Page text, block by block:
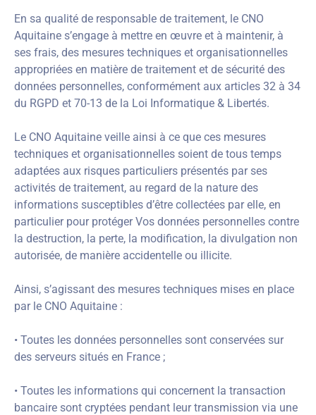
En sa qualité de responsable de traitement, le CNO
Aquitaine s’engage à mettre en œuvre et à maintenir, à
ses frais, des mesures techniques et organisationnelles
appropriées en matière de traitement et de sécurité des
données personnelles, conformément aux articles 32 à 34
du RGPD et 70-13 de la Loi Informatique & Libertés.
Le CNO Aquitaine veille ainsi à ce que ces mesures
techniques et organisationnelles soient de tous temps
adaptées aux risques particuliers présentés par ses
activités de traitement, au regard de la nature des
informations susceptibles d’être collectées par elle, en
particulier pour protéger Vos données personnelles contre
la destruction, la perte, la modification, la divulgation non
autorisée, de manière accidentelle ou illicite.
Ainsi, s’agissant des mesures techniques mises en place
par le CNO Aquitaine :
• Toutes les données personnelles sont conservées sur
des serveurs situés en France ;
• Toutes les informations qui concernent la transaction
bancaire sont cryptées pendant leur transmission via une